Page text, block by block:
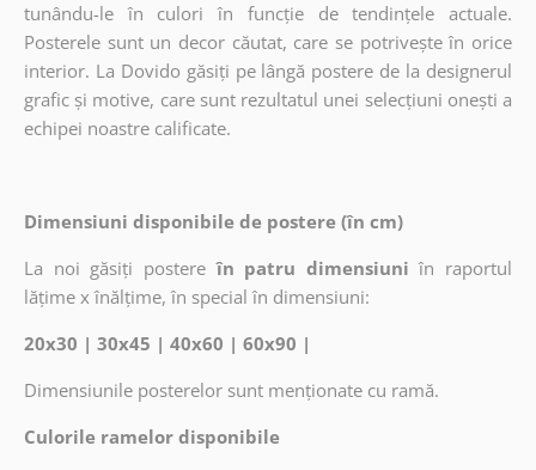
tunându-le în culori în funcție de tendințele actuale.
Posterele sunt un decor căutat, care se potrivește în orice
interior. La Dovido găsiți pe lângă postere de la designerul
grafic și motive, care sunt rezultatul unei selecțiuni onești a
echipei noastre calificate.
Dimensiuni disponibile de postere (în cm)
La noi găsiți postere în patru dimensiuni în raportul
lățime x înălțime, în special în dimensiuni:
20x30 | 30x45 | 40x60 | 60x90 |
Dimensiunile posterelor sunt menționate cu ramă.
Culorile ramelor disponibile